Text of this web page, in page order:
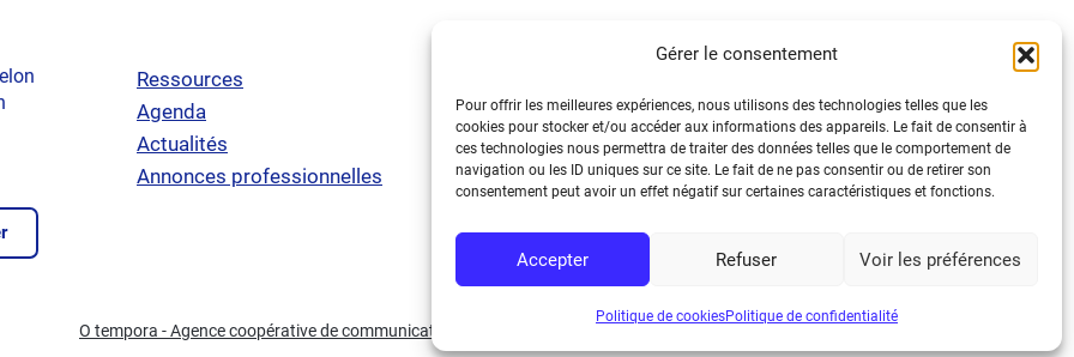
Gérer le consentement
Pour offrir les meilleures expériences, nous utilisons des technologies telles que les
cookies pour stocker et/ou accéder aux informations des appareils. Le fait de consentir à
ces technologies nous permettra de traiter des données telles que le comportement de
navigation ou les ID uniques sur ce site. Le fait de ne pas consentir ou de retirer son
consentement peut avoir un effet négatif sur certaines caractéristiques et fonctions.
Accepter Refuser Voir les préférences
Politique de cookiesPolitique de confidentialité
Ressources
Agenda
Actualités
Annonces professionnelles
Mentions légales
Politique de cookies (UE)
Accessibilité : Non conforme/Non audité
O tempora - Agence coopérative de communication